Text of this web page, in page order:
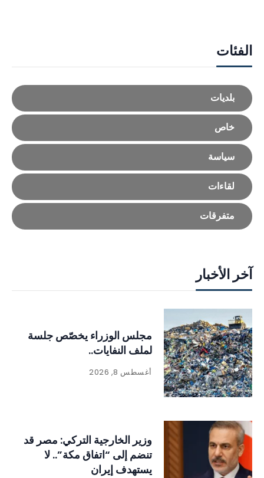
الفئات
بلديات
خاص
سياسة
لقاءات
متفرقات
آخر الأخبار
مجلس الوزراء يخصّص جلسة
لملف النفايات..
أغسطس 8, 2026
وزير الخارجية التركي: مصر قد
تنضم إلى “اتفاق مكة”.. لا
يستهدف إيران